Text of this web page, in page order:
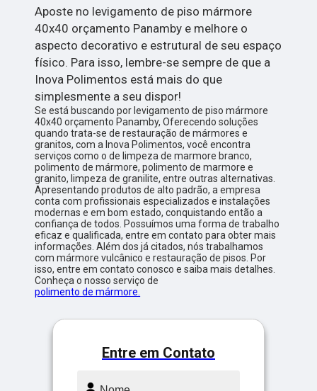
Aposte no levigamento de piso mármore
40x40 orçamento Panamby e melhore o
aspecto decorativo e estrutural de seu espaço
físico. Para isso, lembre-se sempre de que a
Inova Polimentos está mais do que
simplesmente a seu dispor!
Se está buscando por levigamento de piso mármore
40x40 orçamento Panamby, Oferecendo soluções
quando trata-se de restauração de mármores e
granitos, com a Inova Polimentos, você encontra
serviços como o de limpeza de marmore branco,
polimento de mármore, polimento de marmore e
granito, limpeza de granilite, entre outras alternativas.
Apresentando produtos de alto padrão, a empresa
conta com profissionais especializados e instalações
modernas e em bom estado, conquistando então a
confiança de todos. Possuímos uma forma de trabalho
eficaz e qualificada, entre em contato para obter mais
informações. Além dos já citados, nós trabalhamos
com mármore vulcânico e restauração de pisos. Por
isso, entre em contato conosco e saiba mais detalhes.
Conheça o nosso serviço de
polimento de mármore.
Entre em Contato